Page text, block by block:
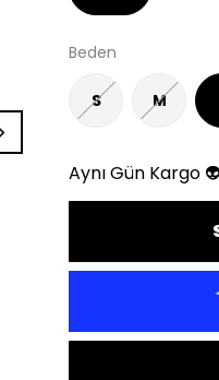
Beden
S M
Aynı Gün Kargo 👽